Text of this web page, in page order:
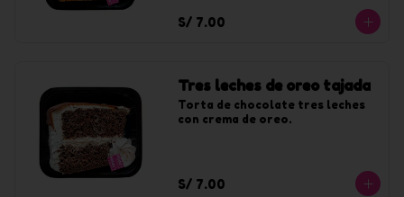
S/ 7.00
Tres leches de oreo tajada
Torta de chocolate tres leches
con crema de oreo.
S/ 7.00